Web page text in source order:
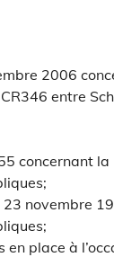
2006
entre
concernant
23 novembre
en place à